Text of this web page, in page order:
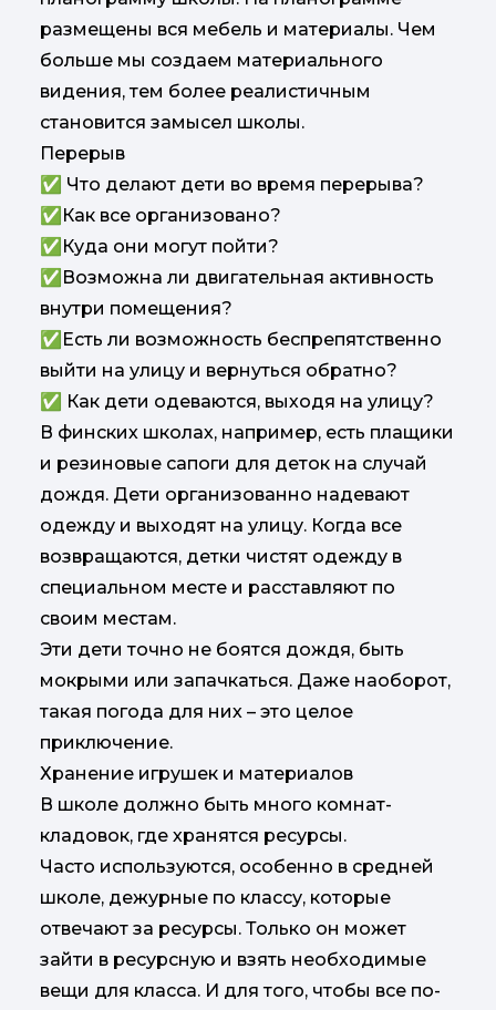
размещены вся мебель и материалы. Чем
больше мы создаем материального
видения, тем более реалистичным
становится замысел школы.
Перерыв
✅ Что делают дети во время перерыва?
✅Как все организовано?
✅Куда они могут пойти?
✅Возможна ли двигательная активность
внутри помещения?
✅Есть ли возможность беспрепятственно
выйти на улицу и вернуться обратно?
✅ Как дети одеваются, выходя на улицу?
В финских школах, например, есть плащики
и резиновые сапоги для деток на случай
дождя. Дети организованно надевают
одежду и выходят на улицу. Когда все
возвращаются, детки чистят одежду в
специальном месте и расставляют по
своим местам.
Эти дети точно не боятся дождя, быть
мокрыми или запачкаться. Даже наоборот,
такая погода для них – это целое
приключение.
Хранение игрушек и материалов
В школе должно быть много комнат-
кладовок, где хранятся ресурсы.
Часто используются, особенно в средней
школе, дежурные по классу, которые
отвечают за ресурсы. Только он может
зайти в ресурсную и взять необходимые
вещи для класса. И для того, чтобы все по-